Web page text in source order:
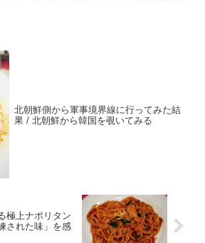
北朝鮮側から軍事境界線に行ってみた結
果 / 北朝鮮から韓国を覗いてみる
極上ナポリタン
された味」を感